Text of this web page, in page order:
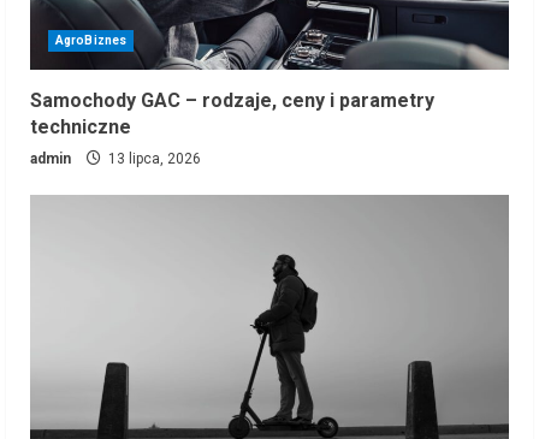
AgroBiznes
Samochody GAC – rodzaje, ceny i parametry
techniczne
admin 13 lipca, 2026